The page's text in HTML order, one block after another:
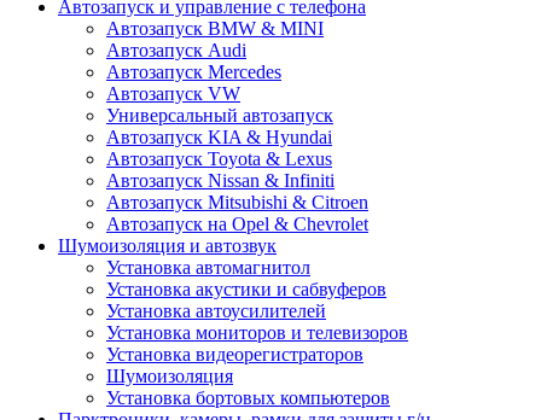
Автозапуск и управление с телефона
Автозапуск BMW & MINI
Автозапуск Audi
Автозапуск Mercedes
Автозапуск VW
Универсальный автозапуск
Автозапуск KIA & Hyundai
Автозапуск Toyota & Lexus
Автозапуск Nissan & Infiniti
Автозапуск Mitsubishi & Citroen
Автозапуск на Opel & Chevrolet
Шумоизоляция и автозвук
Установка автомагнитол
Установка акустики и сабвуферов
Установка автоусилителей
Установка мониторов и телевизоров
Установка видеорегистраторов
Шумоизоляция
Установка бортовых компьютеров